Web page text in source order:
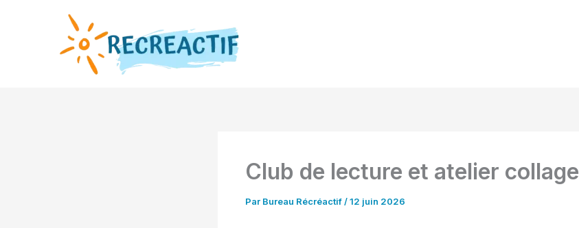
Club de lecture et atelier collage
Par Bureau Récréactif/12 juin 2026